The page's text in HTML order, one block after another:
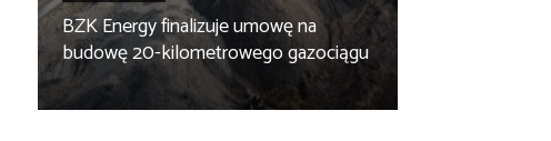
BZK Energy finalizuje umowę na
budowę 20-kilometrowego gazociągu